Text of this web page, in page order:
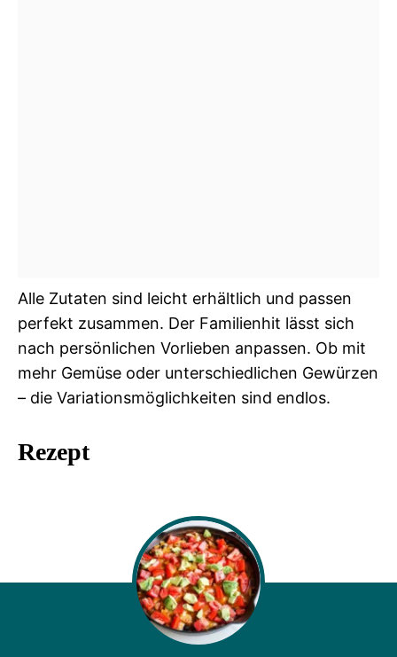
Alle Zutaten sind leicht erhältlich und passen
perfekt zusammen. Der Familienhit lässt sich
nach persönlichen Vorlieben anpassen. Ob mit
mehr Gemüse oder unterschiedlichen Gewürzen
– die Variationsmöglichkeiten sind endlos.
Rezept